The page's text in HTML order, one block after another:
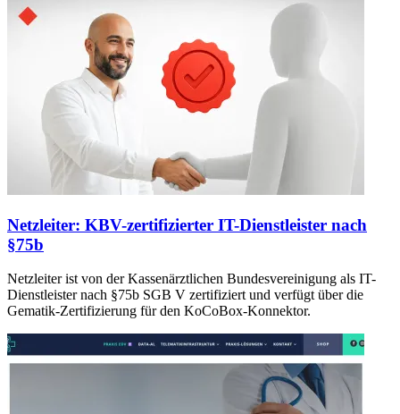
Netzleiter: KBV-zertifizierter IT-Dienstleister nach
§75b
Netzleiter ist von der Kassenärztlichen Bundesvereinigung als IT-
Dienstleister nach §75b SGB V zertifiziert und verfügt über die
Gematik-Zertifizierung für den KoCoBox-Konnektor.